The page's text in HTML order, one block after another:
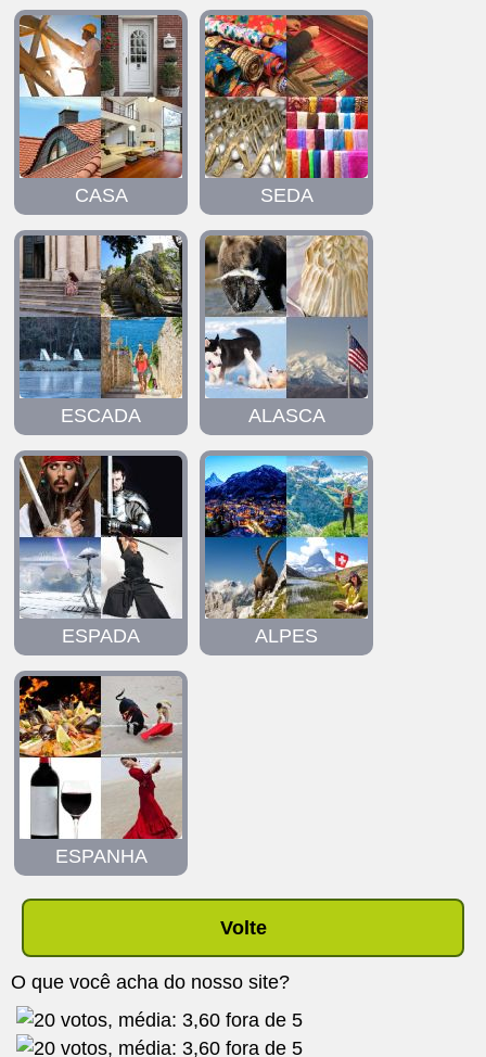
CASA SEDA
ESCADA ALASCA
ESPADA ALPES
ESPANHA
Volte
O que você acha do nosso site?